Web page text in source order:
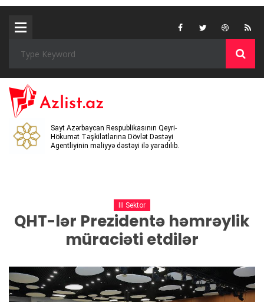
Sayt Azərbaycan Respublikasının Qeyri-
Hökumət Təşkilatlarına Dövlət Dəstəyi
Agentliyinin maliyyə dəstəyi ilə yaradılıb.
III Sektor
QHT-lər Prezidentə həmrəylik
müraciəti etdilər